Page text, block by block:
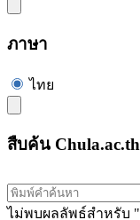
ภาษา
ไทย
สืบค้น Chula.ac.th
ไม่พบผลลัพธ์สำหรับ "